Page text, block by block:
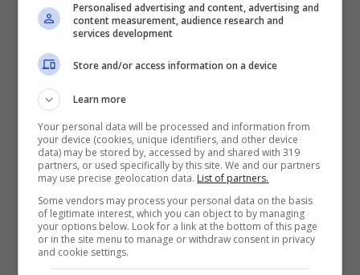
controllando con attenzione i social delle
due nazionali, Albania-Francia, a
cominciare da Instagram, Twitter e
Facebook, dove verranno pubblicati
aggiornamenti sul risultato dell’incontro.
Consigliabile da seguire anche le pagine
Personalised advertising and content, advertising and
content measurement, audience research and
services development
Store and/or access information on a device
Learn more
Your personal data will be processed and information from
your device (cookies, unique identifiers, and other device
data) may be stored by, accessed by and shared with 319
partners, or used specifically by this site. We and our partners
may use precise geolocation data. List of partners.
Some vendors may process your personal data on the basis
of legitimate interest, which you can object to by managing
your options below. Look for a link at the bottom of this page
or in the site menu to manage or withdraw consent in privacy
and cookie settings.